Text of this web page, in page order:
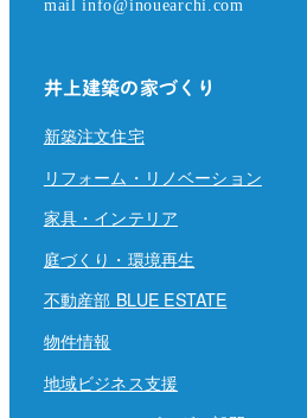
mail info@inouearchi.com
井上建築の家づくり
新築注文住宅
リフォーム・リノベーション
家具・インテリア
庭づくり・環境再生
不動産部 BLUE ESTATE
物件情報
地域ビジネス支援